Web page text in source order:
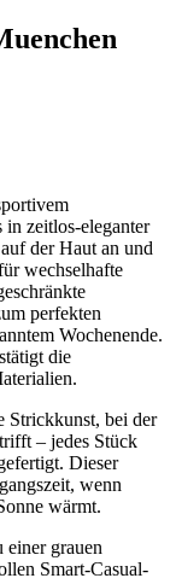
zeitlos-eleganter
der Haut an und
wechselhafte
perfekten
Wochenende.
die
Strickkunst, bei der
– jedes Stück
Dieser
wenn
wärmt.
grauen
Smart-Casual-